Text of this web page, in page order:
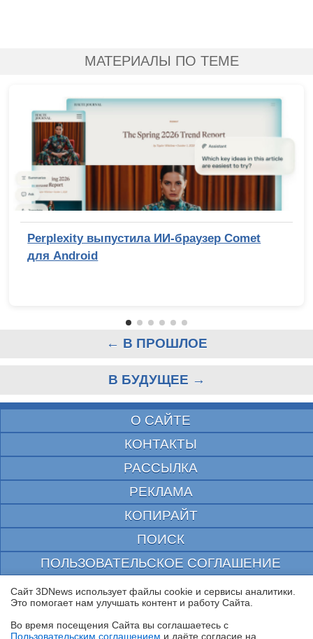
МАТЕРИАЛЫ ПО ТЕМЕ
Perplexity выпустила ИИ-браузер Comet
для Android
← В ПРОШЛОЕ
В БУДУЩЕЕ →
О САЙТЕ
КОНТАКТЫ
РАССЫЛКА
РЕКЛАМА
КОПИРАЙТ
ПОИСК
ПОЛЬЗОВАТЕЛЬСКОЕ СОГЛАШЕНИЕ
ЗАЩИЩЕНО CURATOR
© 1997—2026 Электронное периодическое издание "3ДНьюс" | Свидетельство о
выдано Федеральной Службой по надзору за соблюдением законодательства в сфере
Сайт 3DNews использует файлы cookie и сервисы аналитики.
Это помогает нам улучшать контент и работу Cайта.
Во время посещения Cайта вы соглашаетесь с
Пользовательским соглашением и даёте согласие на